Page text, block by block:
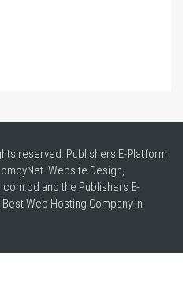
reserved. Publishers E-Platform
Website Design,
and the Publishers E-
BestWeb Hosting Company in